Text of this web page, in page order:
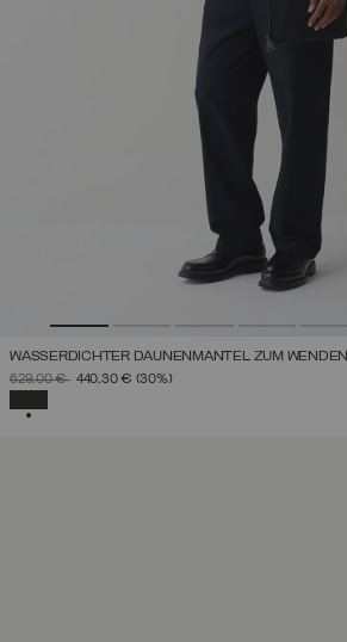
WASSERDICHTER DAUNENMANTEL ZUM WENDEN
PREIS REDUZIERT VON
629,00 €AUF
440,30 € (30%)